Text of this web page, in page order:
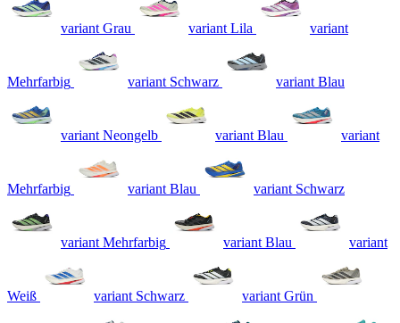
variant Grau variant Lila variant
Mehrfarbig variant Schwarz variant Blau
variant Neongelb variant Blau variant
Mehrfarbig variant Blau variant Schwarz
variant Mehrfarbig variant Blau variant
Weiß variant Schwarz variant Grün